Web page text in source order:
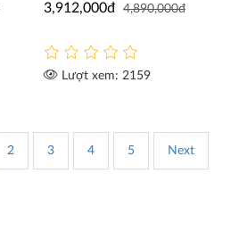
3,912,000đ 4,890,000đ
Lượt xem: 2159
2 3 4 5 Next